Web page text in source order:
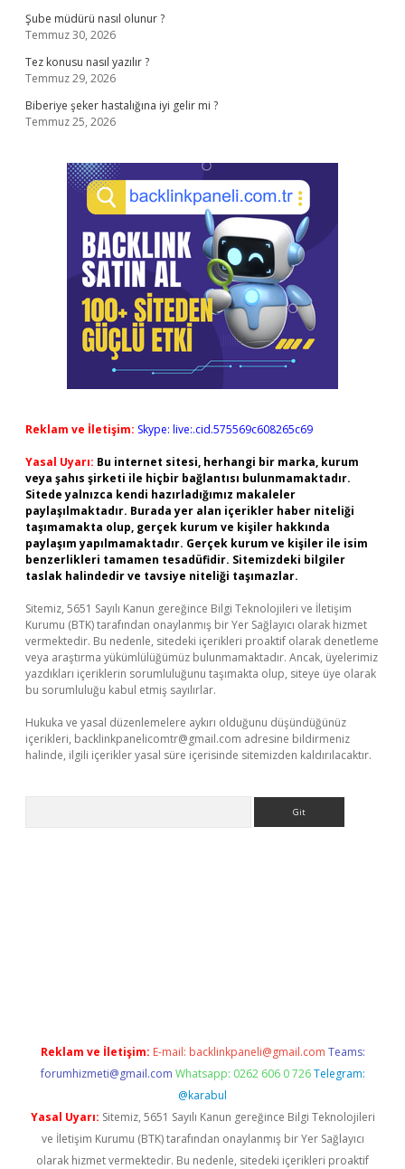
Şube müdürü nasıl olunur ?
Temmuz 30, 2026
Tez konusu nasıl yazılır ?
Temmuz 29, 2026
Biberiye şeker hastalığına iyi gelir mi ?
Temmuz 25, 2026
Reklam ve İletişim: Skype: live:.cid.575569c608265c69
Yasal Uyarı: Bu internet sitesi, herhangi bir marka, kurum
veya şahıs şirketi ile hiçbir bağlantısı bulunmamaktadır.
Sitede yalnızca kendi hazırladığımız makaleler
paylaşılmaktadır. Burada yer alan içerikler haber niteliği
taşımamakta olup, gerçek kurum ve kişiler hakkında
paylaşım yapılmamaktadır. Gerçek kurum ve kişiler ile isim
benzerlikleri tamamen tesadüfidir. Sitemizdeki bilgiler
taslak halindedir ve tavsiye niteliği taşımazlar.
Sitemiz, 5651 Sayılı Kanun gereğince Bilgi Teknolojileri ve İletişim
Kurumu (BTK) tarafından onaylanmış bir Yer Sağlayıcı olarak hizmet
vermektedir. Bu nedenle, sitedeki içerikleri proaktif olarak denetleme
veya araştırma yükümlülüğümüz bulunmamaktadır. Ancak, üyelerimiz
yazdıkları içeriklerin sorumluluğunu taşımakta olup, siteye üye olarak
bu sorumluluğu kabul etmiş sayılırlar.
Hukuka ve yasal düzenlemelere aykırı olduğunu düşündüğünüz
içerikleri, backlinkpanelicomtr@gmail.com adresine bildirmeniz
halinde, ilgili içerikler yasal süre içerisinde sitemizden kaldırılacaktır.
Reklam ve İletişim: E-mail: backlinkpaneli@gmail.com Teams:
forumhizmeti@gmail.com Whatsapp: 0262 606 0 726 Telegram:
@karabul
Yasal Uyarı: Sitemiz, 5651 Sayılı Kanun gereğince Bilgi Teknolojileri
ve İletişim Kurumu (BTK) tarafından onaylanmış bir Yer Sağlayıcı
olarak hizmet vermektedir. Bu nedenle, sitedeki içerikleri proaktif